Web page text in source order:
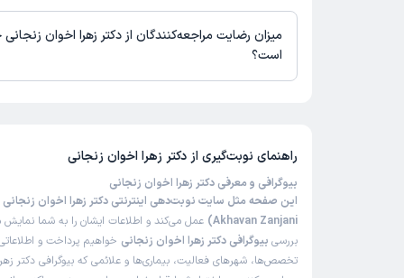
زمان نوبت‌دهی و پذیرش بیماران با هماهنگی مطب مشخص می‌شود.
میزان رضایت مراجعه‌کنندگان از دکتر زهرا اخوان
است؟
راهنمای نوبت‌گیری از دکتر زهرا اخوان زنجانی
بیوگرافی و معرفی دکتر زهرا اخوان زنجانی
Akhavan Zanjani) عمل می‌کند و اطلاعات ایشان را به شما نمایش
بررسی بیوگرافی دکتر زهرا اخوان زنجانی خواهیم پرداخت و اطلاعاتی
تخصص‌ها، شهرهای فعالیت، بیماری‌ها و علائمی که بیوگرافی دکتر